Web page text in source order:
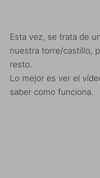
Esta vez, se trata de
nuestra torre/castillo,
resto.
Lo mejor es ver el
saber como funciona.